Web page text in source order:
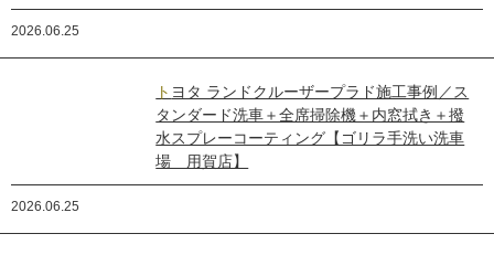
2026.06.25
トヨタ ランドクルーザープラド施工事例／ス
タンダード洗車＋全席掃除機＋内窓拭き＋撥
水スプレーコーティング【ゴリラ手洗い洗車
場 用賀店】
2026.06.25